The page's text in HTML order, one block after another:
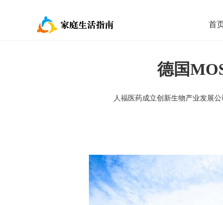
首
德国
人福医药成立创新生物产业发展公